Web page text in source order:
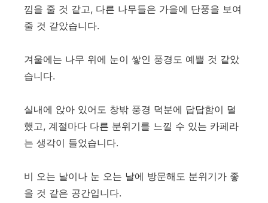
낌을 줄 것 같고, 다른 나무들은 가을에 단풍을 보여
줄 것 같았습니다.
겨울에는 나무 위에 눈이 쌓인 풍경도 예쁠 것 같았
습니다.
실내에 앉아 있어도 창밖 풍경 덕분에 답답함이 덜
했고, 계절마다 다른 분위기를 느낄 수 있는 카페라
는 생각이 들었습니다.
비 오는 날이나 눈 오는 날에 방문해도 분위기가 좋
을 것 같은 공간입니다.